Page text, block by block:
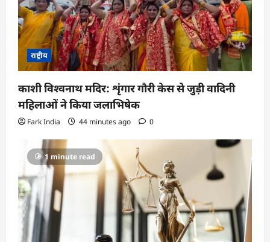
राष्ट्रीय
काशी विश्वनाथ मदिर: शृंगार गौरी केस से जुड़ी वादिनी
महिलाओं ने किया जलाभिषेक
Fark India 44 minutes ago 0
1 minute read